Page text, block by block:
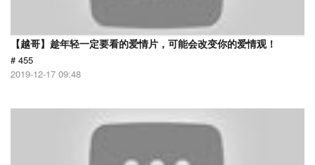
【越哥】趁年轻一定要看的爱情片，可能会改变你的爱情观！
# 455
2019-12-17 09:48